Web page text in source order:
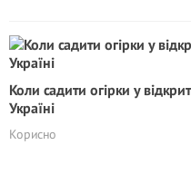
Коли садити огірки у
Україні
Корисно